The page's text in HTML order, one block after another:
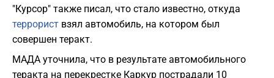
"Курсор" также писал, что стало известно, откуда
террорист взял автомобиль, на котором был
совершен теракт.
МАДА уточнила, что в результате автомобильного
теракта на перекрестке Каркур пострадали 10